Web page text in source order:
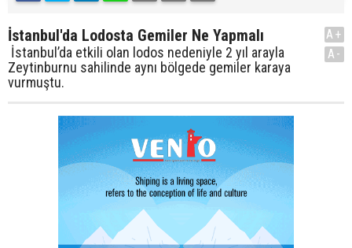
İstanbul'da Lodosta Gemiler Ne Yapmalı
İstanbul’da etkili olan lodos nedeniyle 2 yıl arayla
Zeytinburnu sahilinde aynı bölgede gemiler karaya
vurmuştu.
A+
A-